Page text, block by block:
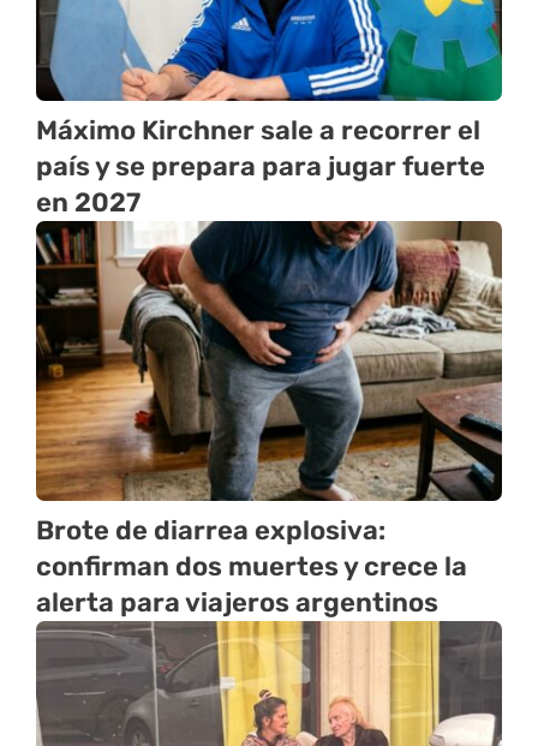
Máximo Kirchner sale a recorrer el
país y se prepara para jugar fuerte
en 2027
Brote de diarrea explosiva:
confirman dos muertes y crece la
alerta para viajeros argentinos